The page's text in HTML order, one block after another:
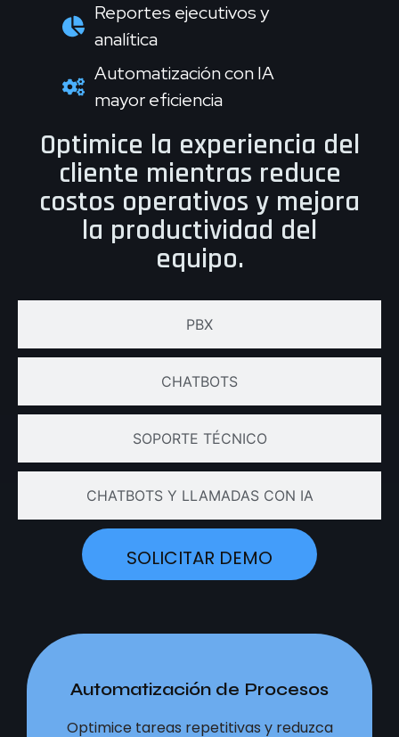
PBX
CHATBOTS
SOPORTE TÉCNICO
CHATBOTS Y LLAMADAS CON IA
Reportes ejecutivos y
analítica
Automatización con IA
mayor eficiencia
Optimice la experiencia del
cliente mientras reduce
costos operativos y mejora
la productividad del
equipo.
SOLICITAR DEMO
Automatización de Procesos
Optimice tareas repetitivas y reduzca
Automatización de Procesos
Optimice tareas repetitivas y reduzca